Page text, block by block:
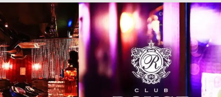
店
舗
PR
画
像